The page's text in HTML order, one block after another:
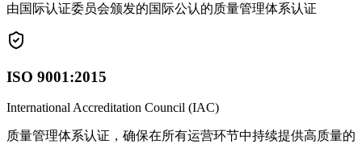
由国际认证委员会颁发的国际公认的质量管理体系认证
ISO 9001:2015
International Accreditation Council (IAC)
质量管理体系认证，确保在所有运营环节中持续提供高质量的